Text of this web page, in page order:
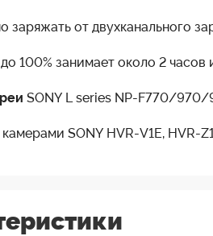
от двухканального
100% занимает около 2 часов
SONY L series NP-F770/
SONY HVR-V1E, HVR-